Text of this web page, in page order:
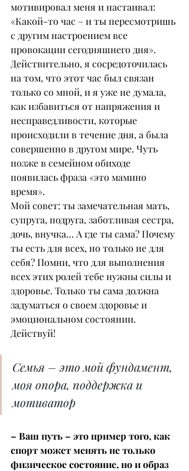
мотивировал меня и настаивал:
«Какой-то час – и ты пересмотришь
с другим настроением все
провокации сегодняшнего дня».
Действительно, я сосредоточилась
на том, что этот час был связан
только со мной, и я уже не думала,
как избавиться от напряжения и
несправедливости, которые
происходили в течение дня, а была
совершенно в другом мире. Чуть
позже в семейном обиходе
появилась фраза «это мамино
время».
Мой совет: ты замечательная мать,
супруга, подруга, заботливая сестра,
дочь, внучка… А где ты сама? Почему
ты есть для всех, но только не для
себя? Помни, что для выполнения
всех этих ролей тебе нужны силы и
здоровье. Только ты сама должна
задуматься о своем здоровье и
эмоциональном состоянии.
Действуй!
Семья – это мой фундамент,
моя опора, поддержка и
мотиватор
– Ваш путь – это пример того, как
спорт может менять не только
физическое состояние, но и образ